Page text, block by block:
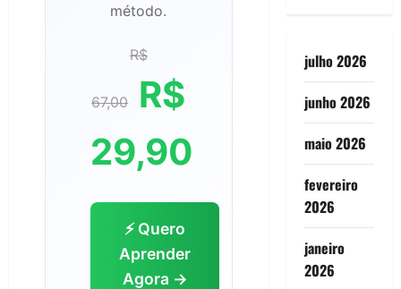
método.
R$
67,00
R$
29,90
⚡ Quero
Aprender
Agora →
julho 2026
junho 2026
maio 2026
fevereiro
2026
janeiro
2026